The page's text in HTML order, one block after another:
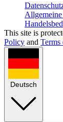
Allgemeine
This site is
Policy and Terms
Deutsch